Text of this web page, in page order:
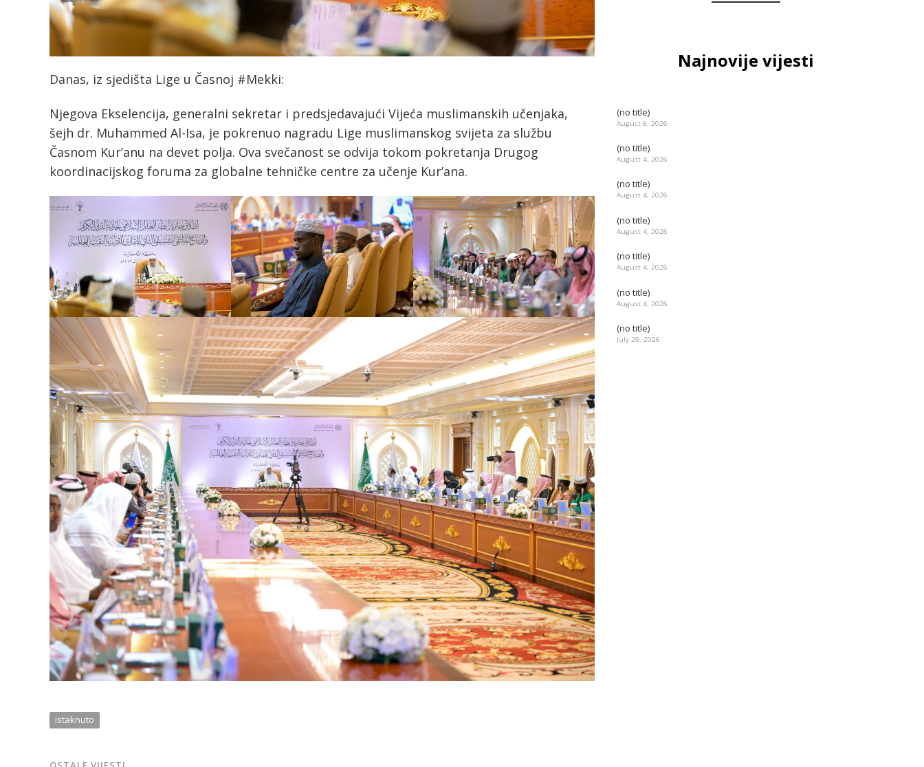
Danas, iz sjedišta Lige u Časnoj #Mekki:
Njegova Ekselencija, generalni sekretar i predsjedavajući Vijeća muslimanskih učenjaka,
šejh dr. Muhammed Al-Isa, je pokrenuo nagradu Lige muslimanskog svijeta za službu
Časnom Kur’anu na devet polja. Ova svečanost se odvija tokom pokretanja Drugog
koordinacijskog foruma za globalne tehničke centre za učenje Kur’ana.
istaknuto
Najnovije vijesti
(no title)
August 6, 2026
(no title)
August 4, 2026
(no title)
August 4, 2026
(no title)
August 4, 2026
(no title)
August 4, 2026
(no title)
August 4, 2026
(no title)
July 29, 2026